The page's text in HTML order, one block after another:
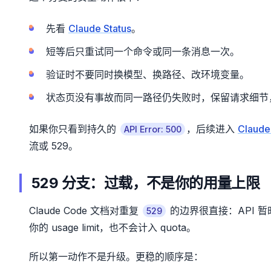
先看 Claude Status。
短等后只重试同一个命令或同一条消息一次。
验证时不要同时换模型、换路径、改环境变量。
状态页没有事故而同一路径仍失败时，保留请求细
如果你只看到持久的 API Error: 500 ，后续进入
流或 529。
529 分支：过载，不是你的用量上限
Claude Code 文档对重复 529
的边界很直接：API
你的 usage limit，也不会计入 quota。
所以第一动作不是升级。更稳的顺序是：